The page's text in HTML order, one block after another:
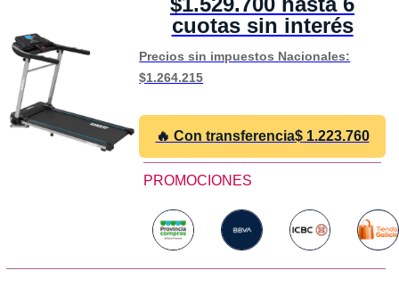
cuotas sin interés
Precios sin impuestos Nacionales:
$1.264.215
🔥 Con transferencia$1.223.760
PROMOCIONES